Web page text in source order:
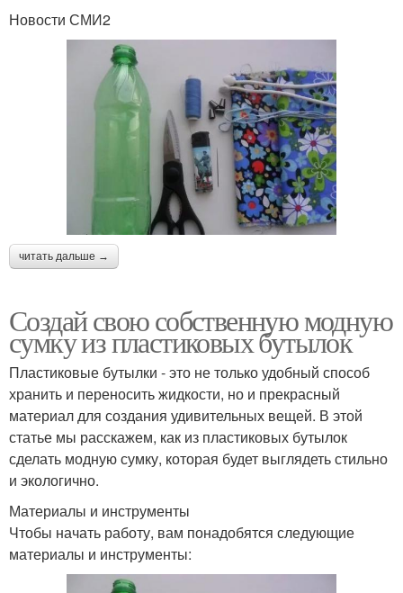
Новости СМИ2
читать дальше →
Создай свою собственную модную
сумку из пластиковых бутылок
Пластиковые бутылки - это не только удобный способ
хранить и переносить жидкости, но и прекрасный
материал для создания удивительных вещей. В этой
статье мы расскажем, как из пластиковых бутылок
сделать модную сумку, которая будет выглядеть стильно
и экологично.
Материалы и инструменты
Чтобы начать работу, вам понадобятся следующие
материалы и инструменты: